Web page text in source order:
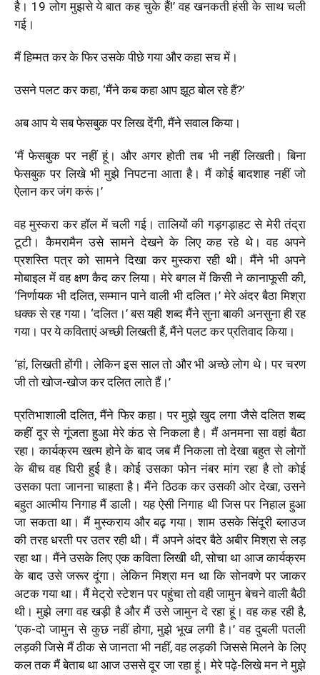
है। 19 लोग मुझसे ये बात कह चुके हैं!’ वह खनकती हंसी के साथ चली
गई।
मैं हिम्मत कर के फिर उसके पीछे गया और कहा सच में।
उसने पलट कर कहा, ‘मैंने कब कहा आप झूठ बोल रहे हैं?’
अब आप ये सब फेसबुक पर लिख देंगी, मैंने सवाल किया।
‘मैं फेसबुक पर नहीं हूं। और अगर होती तब भी नहीं लिखती। बिना
फेसबुक पर लिखे भी मुझे निपटना आता है। मैं कोई बादशाह नहीं जो
ऐलान कर जंग करूं।’
वह मुस्करा कर हॉल में चली गई। तालियों की गड़गड़ाहट से मेरी तंद्रा
टूटी। कैमरामैन उसे सामने देखने के लिए कह रहे थे। वह अपने
प्रशस्ति पत्र को सामने दिखा कर मुस्करा रही थी। मैंने भी अपने
मोबाइल में वह क्षण कैद कर लिया। मेरे बगल में किसी ने कानाफूसी की,
‘निर्णायक भी दलित, सम्मान पाने वाली भी दलित।’ मेरे अंदर बैठा मिश्रा
धक्क से रह गया। ‘दलित।’ बस यही शब्द मैंने सुना बाकी अनसुना ही रह
गया। पर ये कविताएं अच्छी लिखती हैं, मैंने पलट कर प्रतिवाद किया।
‘हां, लिखती होंगी। लेकिन इस साल तो और भी अच्छे लोग थे। पर चरण
जी तो खोज-खोज कर दलित लाते हैं।’
प्रतिभाशाली दलित, मैंने फिर कहा। पर मुझे खुद लगा जैसे दलित शब्द
कहीं दूर से गूंजता हुआ मेरे कंठ से निकला है। मैं अनमना सा वहां बैठा
रहा। कार्यक्रम खत्म होने के बाद जब मैं निकला तो देखा बहुत से लोगों
के बीच वह घिरी हुई है। कोई उसका फोन नंबर मांग रहा है तो कोई
उसका पता जानना चाहता है। मैंने ठिठक कर उसकी ओर देखा, उसने
बहुत आत्मीय निगाह मैं डाली। यह ऐसी निगाह थी जिस पर निहाल हुआ
जा सकता था। मैं मुस्कराय और बढ़ गया। शाम उसके सिंदूरी ब्लाउज
की तरह धरती पर उतर रही थी। मैं अपने अंदर बैठे अबीर मिश्रा से लड़
रहा था। मैंने उसके लिए एक कविता लिखी थी, सोचा था आज कार्यक्रम
के बाद उसे जरूर दूंगा। लेकिन मिश्रा मन था कि सोनवणे पर जाकर
अटक गया था। मैं मेट्रो स्टेशन पर पहुंचा तो वही जामुन बेचने वाली बैठी
थी। मुझे लगा वह खड़ी है और मैं उसे जामुन दे रहा हूं। वह कह रही है,
‘एक-दो जामुन से कुछ नहीं होगा, मुझे भूख लगी है।’ वह दुबली पतली
लड़की जिसे मैं ठीक से जानता भी नहीं, वह लड़की जिससे मिलने के लिए
कल तक मैं बेताब था आज उससे दूर जा रहा हूं। मेरे पढ़े-लिखे मन ने मुझे